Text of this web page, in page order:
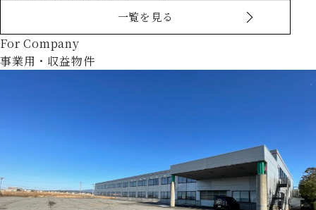
一覧を見る
For Company
事業用・収益物件